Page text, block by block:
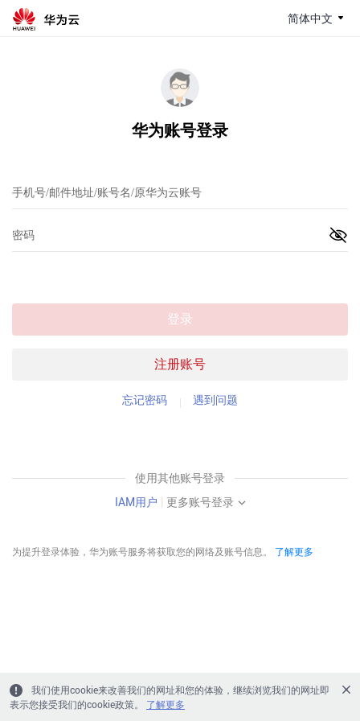
简体中文
华为账号登录
注册账号
登录
忘记密码 遇到问题
使用其他账号登录
IAM用户 | 更多账号登录
为提升登录体验，华为账号服务将获取您的网络及账号信息。 了解更多
我们使用cookie来改善我们的网址和您的体验，继续浏览我们的网址即
表示您接受我们的cookie政策。
了解更多